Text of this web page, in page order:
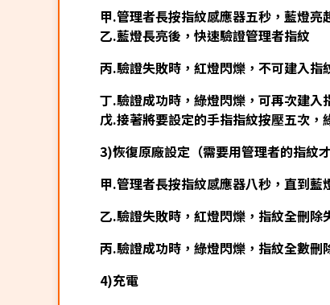
甲.管理者長按指紋感應器五秒，藍燈亮
乙.藍燈長亮後，快速驗證管理者指紋
丙.驗證失敗時，紅燈閃爍，不可建入指
丁.驗證成功時，綠燈閃爍，可再次建入
戊.接著將要設定的手指指紋按壓五次
3)恢復原廠設定（需要用管理者的指紋才
甲.管理者長按指紋感應器八秒，直到
乙.驗證失敗時，紅燈閃爍，指紋全刪除
丙.驗證成功時，綠燈閃爍，指紋全數刪
4)充電